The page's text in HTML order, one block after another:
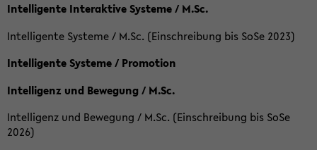
Intelligente Interaktive Systeme / M.Sc.
Intelligente Systeme / M.Sc. (Einschreibung bis SoSe 2023)
Intelligente Systeme / Promotion
Intelligenz und Bewegung / M.Sc.
Intelligenz und Bewegung / M.Sc. (Einschreibung bis SoSe
2026)